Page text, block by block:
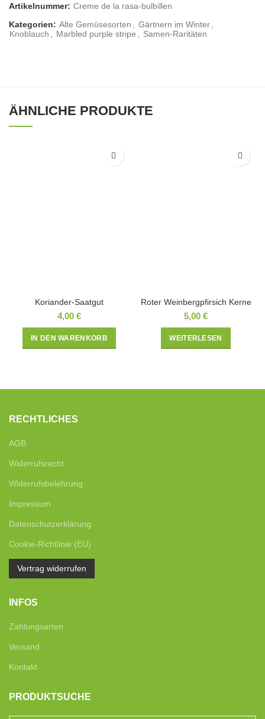
Artikelnummer: Creme de la rasa-bulbillen
Kategorien: Alte Gemüsesorten Gärtnern im Winter
Knoblauch
Marbled purple stripe Samen-Raritäten
ÄHNLICHE PRODUKTE
Koriander-Saatgut
4,00 €
IN DEN WARENKORB
Roter Weinbergpfirsich Kerne
5,00 €
WEITERLESEN
RECHTLICHES
AGB
Widerrufsrecht
Widerrufsbelehrung
Impressum
Datenschutzerklärung
Cookie-Richtlinie (EU)
Vertrag widerrufen
INFOS
Zahlungsarten
Versand
Kontakt
PRODUKTSUCHE